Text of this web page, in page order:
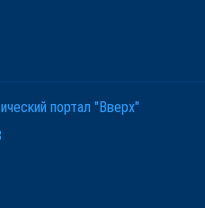
портал "Вверх"